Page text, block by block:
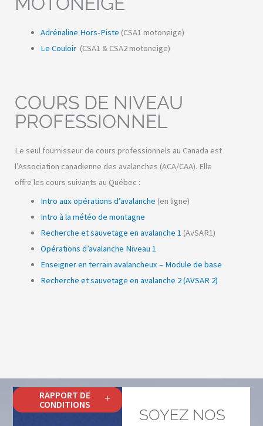
Adrénaline Hors-Piste (CSA1 motoneige)
Le Couloir (CSA1 & CSA2 motoneige)
COURS DE NIVEAU
PROFESSIONNEL
Le seul fournisseur de cours professionnels au Canada est
l’Association canadienne des avalanches (ACA/CAA). Elle
offre les cours suivants au Québec :
Intro aux opérations d’avalanche (en ligne)
Intro à la météo de montagne
Recherche et sauvetage en avalanche 1 (AvSAR1)
Opérations d’avalanche Niveau 1
Enseigner en terrain avalancheux – Module de base
Recherche et sauvetage en avalanche 2 (AVSAR 2)
RAPPORT DE
CONDITIONS
SOYEZ NOS